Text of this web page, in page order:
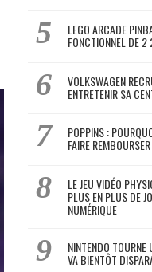
LEGO ARCADE
FONCTIONNEL DE
VOLKSWAGEN
ENTRETENIR SA
POPPINS :
FAIRE
LE JEU VIDÉO
PLUS EN PLUS DE
NUMÉRIQUE
NINTENDO
VA BIENTÔT